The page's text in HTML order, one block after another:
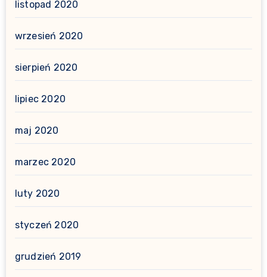
listopad 2020
wrzesień 2020
sierpień 2020
lipiec 2020
maj 2020
marzec 2020
luty 2020
styczeń 2020
grudzień 2019